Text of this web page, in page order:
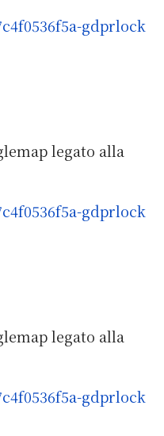
gdprlock
legato alla
gdprlock
legato alla
gdprlock